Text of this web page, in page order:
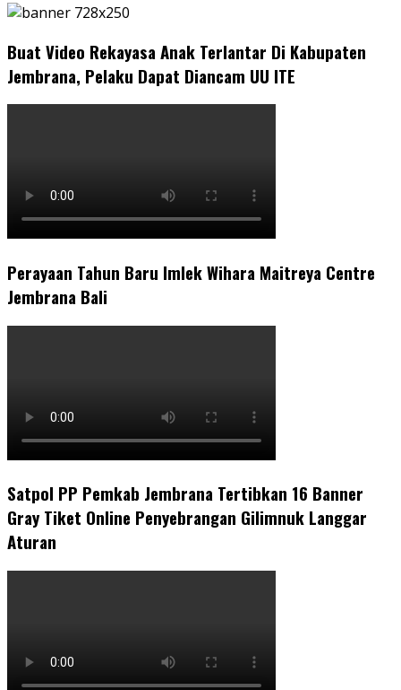
Buat Video Rekayasa Anak Terlantar Di Kabupaten
Jembrana, Pelaku Dapat Diancam UU ITE
Perayaan Tahun Baru Imlek Wihara Maitreya Centre
Jembrana Bali
Satpol PP Pemkab Jembrana Tertibkan 16 Banner
Gray Tiket Online Penyebrangan Gilimnuk Langgar
Aturan